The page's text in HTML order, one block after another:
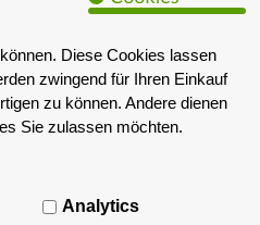
Diese Cookies lassen
zwingend für Ihren Einkauf
zu können. Andere dienen
Sie zulassen möchten.
Analytics